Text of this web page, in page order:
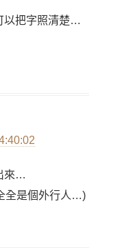
以把字照清楚…
來…
全是個外行人…)